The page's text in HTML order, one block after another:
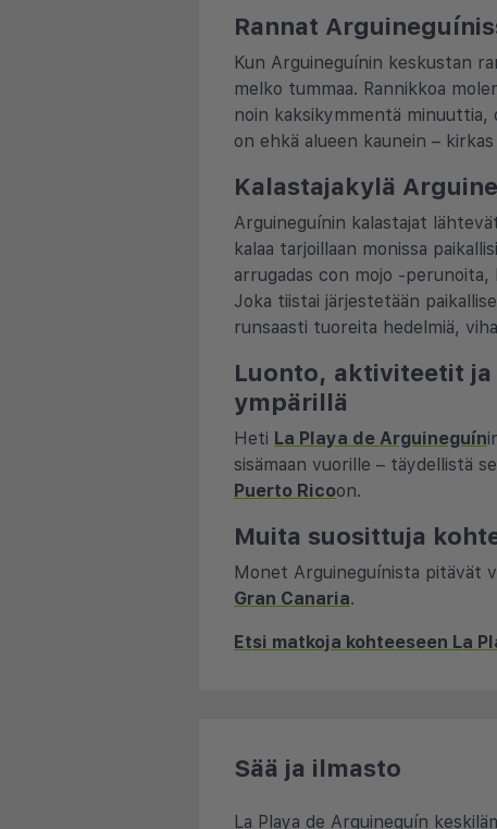
Rannat
Kun Arguineguínin keskustan
melko tummaa. Rannikkoa
noin kaksikymmentä
on ehkä alueen kaunein –
Kalastajakylä
Arguineguínin kalastajat
kalaa tarjoillaan monissa
arrugadas con mojo -perunoita,
Joka tiistai järjestetään
runsaasti tuoreita hedelmiä,
Luonto, aktiviteetit
ympärillä
Heti La Playa de Arguineguín
sisämaan vuorille – täydellistä
Puerto Ricoon.
Muita suosittuja
Monet Arguineguínista pitävät
Gran Canaria.
Etsi matkoja kohteeseen La
Sää ja ilmasto
La Playa de Arguineguín